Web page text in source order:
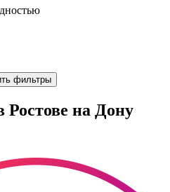
фильтры
на Дону